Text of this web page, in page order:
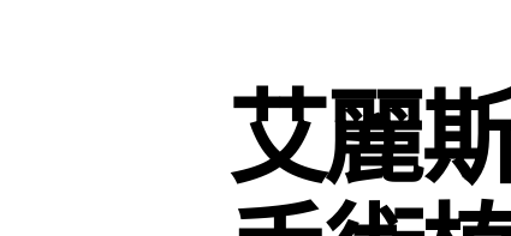
艾麗